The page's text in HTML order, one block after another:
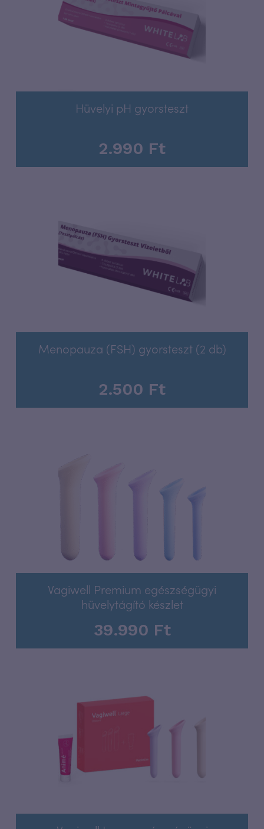
Hüvelyi pH gyorsteszt
2.990 Ft
Menopauza (FSH) gyorsteszt (2 db)
2.500 Ft
Vagiwell Premium egészségügyi
hüvelytágító készlet
39.990 Ft